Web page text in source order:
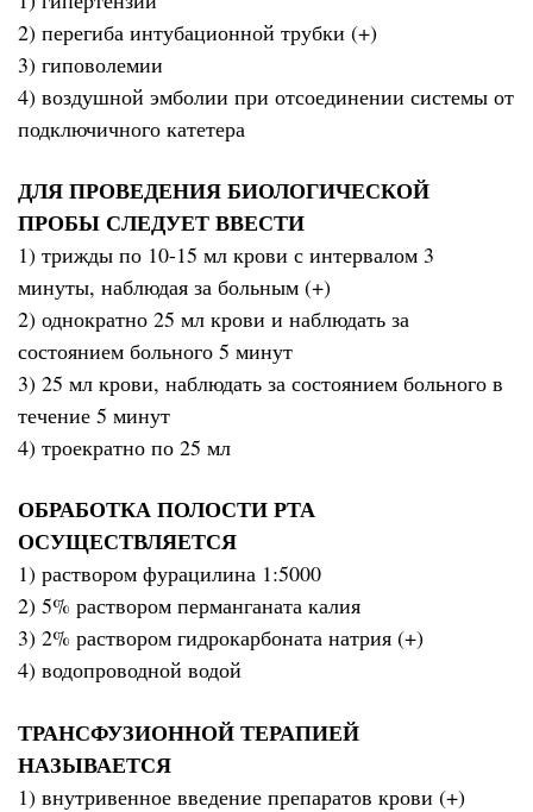
2) перегиба интубационной трубки (+)
3) гиповолемии
4) воздушной эмболии при отсоединении системы от
подключичного катетера
ДЛЯ ПРОВЕДЕНИЯ БИОЛОГИЧЕСКОЙ
ПРОБЫ СЛЕДУЕТ ВВЕСТИ
1) трижды по 10-15 мл крови с интервалом 3
минуты, наблюдая за больным (+)
2) однократно 25 мл крови и наблюдать за
состоянием больного 5 минут
3) 25 мл крови, наблюдать за состоянием больного в
течение 5 минут
4) троекратно по 25 мл
ОБРАБОТКА ПОЛОСТИ РТА
ОСУЩЕСТВЛЯЕТСЯ
1) раствором фурацилина 1:5000
2) 5% раствором перманганата калия
3) 2% раствором гидрокарбоната натрия (+)
4) водопроводной водой
ТРАНСФУЗИОННОЙ ТЕРАПИЕЙ
НАЗЫВАЕТСЯ
1) внутривенное введение препаратов крови (+)